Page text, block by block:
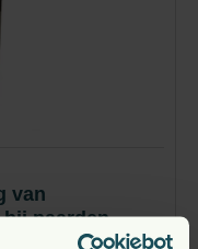
van
paarden